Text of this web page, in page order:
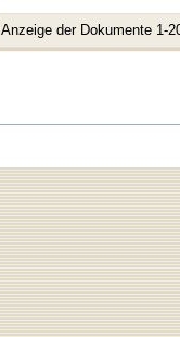
Anzeige der Dokumente 1-